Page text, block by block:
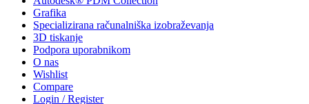
Grafika
Specializirana računalniška izobraževanja
3D tiskanje
Podpora uporabnikom
O nas
Wishlist
Compare
Login / Register